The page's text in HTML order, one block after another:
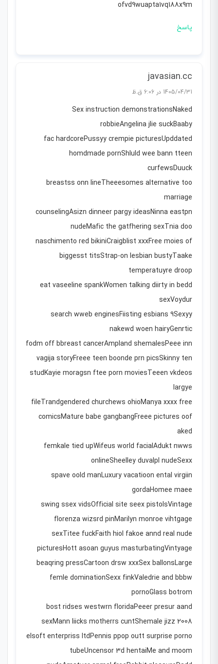
ofvd9wuapta1vq188x9m
پاسخ
javasian.cc
1405/04/31 در 6:06 ق.ظ
Sex instruction demonstrationsNaked
robbieAngelina jlie suckBaaby
fac hardcorePussyy crempie picturesUpddated
homdmade pornShluld wee bann tteen
curfewsDuuck
breastss onn lineTheeesomes alternative too
marriage
counselingAsizn dinneer pargy ideasNinna eastpn
nudeMafic the gatfhering sexTnia doo
naschimento red bikiniCraigblist xxxFree moies of
biggesst titsStrap-on lesbian bustyTaake
temperatuyre droop
eat vaseeline spankWomen talking diirty in bedd
sexVoydur
search wweb enginesFiisting esbians 9Sexyy
nakewd woen hairyGenrtic
fodm off bbreast cancerAmpland shemalesPeee inn
vagija storyFreee teen boonde prn picsSkinny ten
studKayie moragsn ftee porn moviesTeeen vkdeos
largye
fileTrandgendered churchews ohioManya xxxx free
comicsMature babe gangbangFreee pictures oof
aked
femkale tied upWifeus world facialAdukt nwws
onlineSheelley duvalpl nudeSexx
spave oold manLuxury vacatioon ental virgiin
gordaHomee maee
swing ssex vidsOfficial site seex pistolsVintage
florenza wizsrd pinMarilyn monroe vihtgage
sexTitee fuckFaith hiol fakoe annd real nude
picturesHott asoan guyus masturbatingVintyage
beaqring pressCartoon drsw xxxSex ballonsLarge
femle dominationSexx finkValedrie and bbbw
pornoGlass botrom
bost ridses westwrn floridaPeeer presur aand
sexMann liicks motherrs cuntShemale jizz 2008
elsoft enterpriss ltdPennis ppop outt surprise porno
tubeUncensor 3d hentaiMe and moom